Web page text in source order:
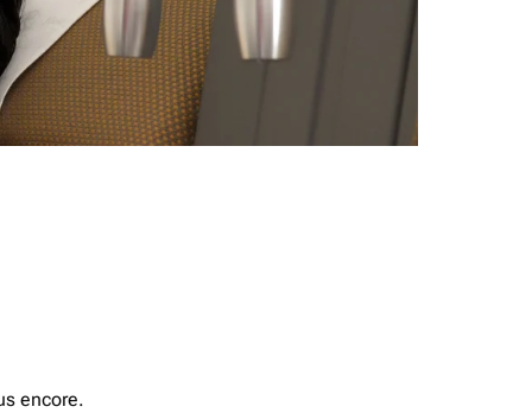
encore.